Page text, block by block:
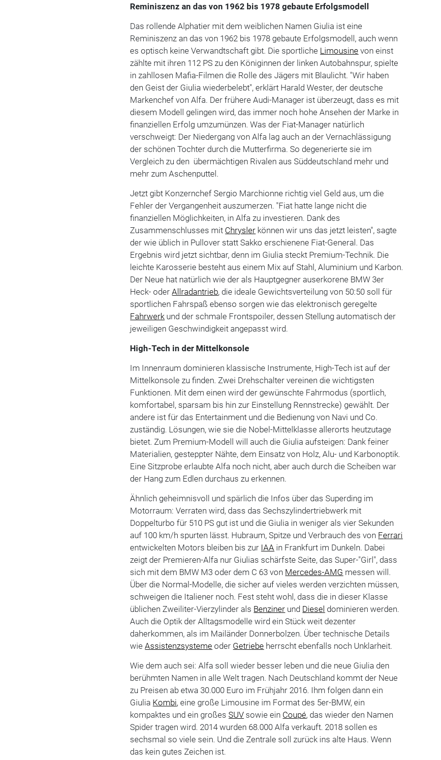
Reminiszenz an das von 1962 bis 1978 gebaute Erfolgsmodell
Das rollende Alphatier mit dem weiblichen Namen Giulia ist eine
Reminiszenz an das von 1962 bis 1978 gebaute Erfolgsmodell, auch wenn
es optisch keine Verwandtschaft gibt. Die sportliche Limousine von einst
zählte mit ihren 112 PS zu den Königinnen der linken Autobahnspur, spielte
in zahllosen Mafia-Filmen die Rolle des Jägers mit Blaulicht. "Wir haben
den Geist der Giulia wiederbelebt", erklärt Harald Wester, der deutsche
Markenchef von Alfa. Der frühere Audi-Manager ist überzeugt, dass es mit
diesem Modell gelingen wird, das immer noch hohe Ansehen der Marke in
finanziellen Erfolg umzumünzen. Was der Fiat-Manager natürlich
verschweigt: Der Niedergang von Alfa lag auch an der Vernachlässigung
der schönen Tochter durch die Mutterfirma. So degenerierte sie im
Vergleich zu den übermächtigen Rivalen aus Süddeutschland mehr und
mehr zum Aschenputtel.
Jetzt gibt Konzernchef Sergio Marchionne richtig viel Geld aus, um die
Fehler der Vergangenheit auszumerzen. "Fiat hatte lange nicht die
finanziellen Möglichkeiten, in Alfa zu investieren. Dank des
Zusammenschlusses mit Chrysler können wir uns das jetzt leisten", sagte
der wie üblich in Pullover statt Sakko erschienene Fiat-General. Das
Ergebnis wird jetzt sichtbar, denn im Giulia steckt Premium-Technik. Die
leichte Karosserie besteht aus einem Mix auf Stahl, Aluminium und Karbon.
Der Neue hat natürlich wie der als Hauptgegner auserkorene BMW 3er
Heck- oderAllradantrieb, die ideale Gewichtsverteilung von 50:50 soll für
sportlichen Fahrspaß ebenso sorgen wie das elektronisch geregelte
Fahrwerk und der schmale Frontspoiler, dessen Stellung automatisch der
jeweiligen Geschwindigkeit angepasst wird.
High-Tech in der Mittelkonsole
Im Innenraum dominieren klassische Instrumente, High-Tech ist auf der
Mittelkonsole zu finden. Zwei Drehschalter vereinen die wichtigsten
Funktionen. Mit dem einen wird der gewünschte Fahrmodus (sportlich,
komfortabel, sparsam bis hin zur Einstellung Rennstrecke) gewählt. Der
andere ist für das Entertainment und die Bedienung von Navi und Co.
zuständig. Lösungen, wie sie die Nobel-Mittelklasse allerorts heutzutage
bietet. Zum Premium-Modell will auch die Giulia aufsteigen: Dank feiner
Materialien, gesteppter Nähte, dem Einsatz von Holz, Alu- und Karbonoptik.
Eine Sitzprobe erlaubte Alfa noch nicht, aber auch durch die Scheiben war
der Hang zum Edlen durchaus zu erkennen.
Ähnlich geheimnisvoll und spärlich die Infos über das Superding im
Motorraum: Verraten wird, dass das Sechszylindertriebwerk mit
Doppelturbo für 510 PS gut ist und die Giulia in weniger als vier Sekunden
auf 100 km/h spurten lässt. Hubraum, Spitze und Verbrauch des von Ferrari
entwickelten Motors bleiben bis zur IAA in Frankfurt im Dunkeln. Dabei
zeigt der Premieren-Alfa nur Giulias schärfste Seite, das Super-"Girl", dass
sich mit dem BMW M3 oder dem C 63 von Mercedes-AMG messen will.
Über die Normal-Modelle, die sicher auf vieles werden verzichten müssen,
schweigen die Italiener noch. Fest steht wohl, dass die in dieser Klasse
üblichen Zweiliter-Vierzylinder als Benziner und Diesel dominieren werden.
Auch die Optik der Alltagsmodelle wird ein Stück weit dezenter
daherkommen, als im Mailänder Donnerbolzen. Über technische Details
wieAssistenzsysteme oder Getriebe herrscht ebenfalls noch Unklarheit.
Wie dem auch sei: Alfa soll wieder besser leben und die neue Giulia den
berühmten Namen in alle Welt tragen. Nach Deutschland kommt der Neue
zu Preisen ab etwa 30.000 Euro im Frühjahr 2016. Ihm folgen dann ein
Giulia Kombi, eine große Limousine im Format des 5er-BMW, ein
kompaktes und ein großesSUV sowie ein Coupé, das wieder den Namen
Spider tragen wird. 2014 wurden 68.000 Alfa verkauft. 2018 sollen es
sechsmal so viele sein. Und die Zentrale soll zurück ins alte Haus. Wenn
das kein gutes Zeichen ist.